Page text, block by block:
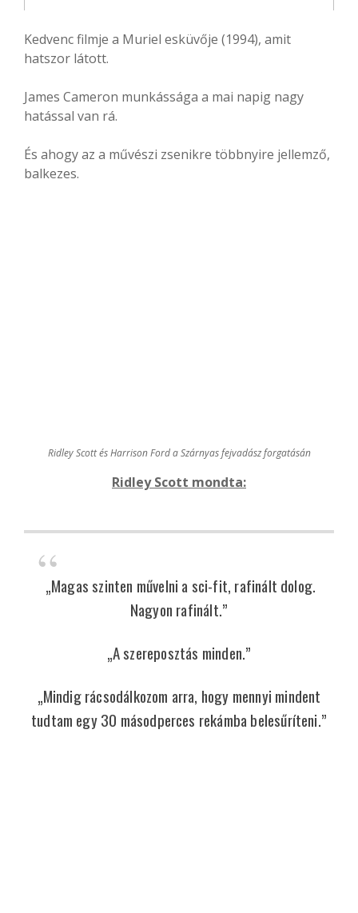
Kedvenc filmje a Muriel esküvője (1994), amit
hatszor látott.
James Cameron munkássága a mai napig nagy
hatással van rá.
És ahogy az a művészi zsenikre többnyire jellemző,
balkezes.
Ridley Scott és Harrison Ford a Szárnyas fejvadász forgatásán
Ridley Scott mondta:
„Magas szinten művelni a sci-fit, rafinált dolog.
Nagyon rafinált.”
„A szereposztás minden.”
„Mindig rácsodálkozom arra, hogy mennyi mindent
tudtam egy 30 másodperces rekámba belesűríteni.”